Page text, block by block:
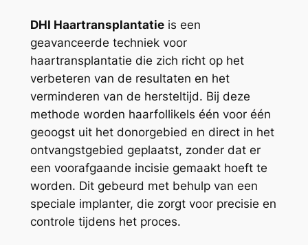
DHI Haartransplantatieis een
geavanceerde techniek voor
haartransplantatie die zich richt op het
verbeteren van de resultaten en het
verminderen van de hersteltijd. Bij deze
methode worden haarfollikels één voor één
geoogst uit het donorgebied en direct in het
ontvangstgebied geplaatst, zonder dat er
een voorafgaande incisie gemaakt hoeft te
worden. Dit gebeurd met behulp van een
speciale implanter, die zorgt voor precisie en
controle tijdens het proces.